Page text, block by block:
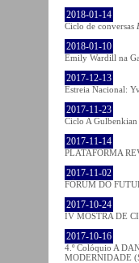
2018-01-14
Ciclo de conversas
2018-01-10
Emily Wardill na
2017-12-13
Estreia Nacional:
2017-11-23
Ciclo A
2017-11-14
PLATAFORMA
2017-11-02
FÓRUM DO
2017-10-24
IV MOSTRA DE
2017-10-16
4.º Colóquio A
MODERNIDADE